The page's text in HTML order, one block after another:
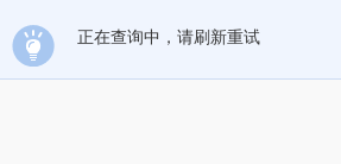
正在查询中，请刷新重试